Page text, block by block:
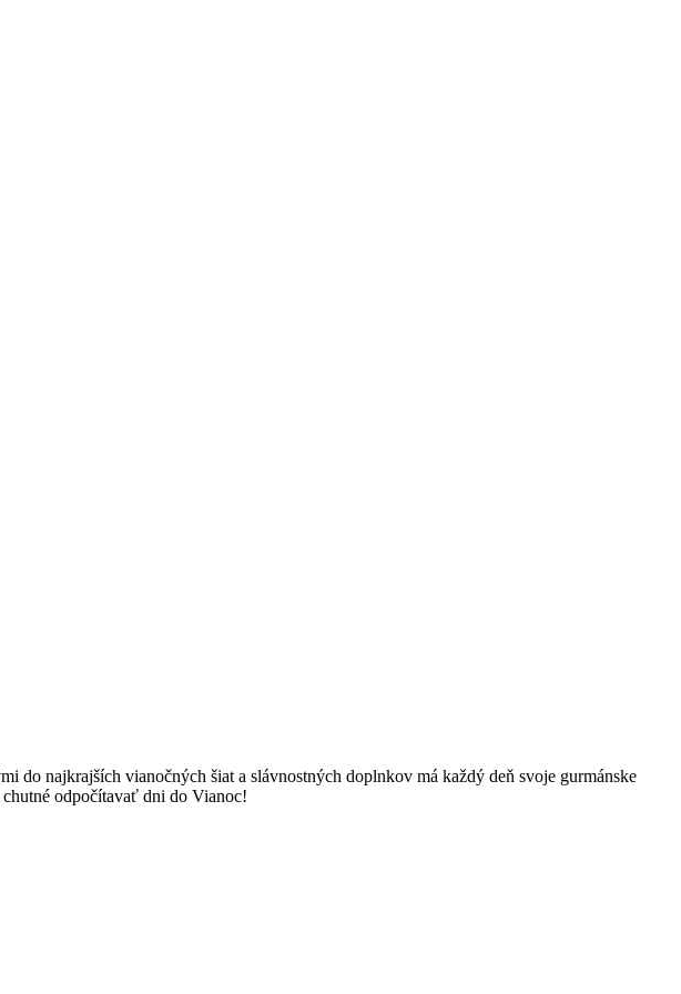
do najkrajších vianočných šiat a slávnostných doplnkov má každý deň svoje gurmánske
chutné odpočítavať dni do Vianoc!